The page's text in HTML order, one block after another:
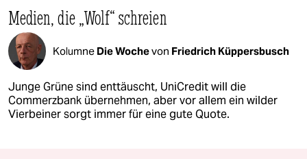
Medien, die „Wolf“ schreien
Kolumne Die Wochevon Friedrich Küppersbusch
Junge Grüne sind enttäuscht, UniCredit will die
Commerzbank übernehmen, aber vor allem ein wilder
Vierbeiner sorgt immer für eine gute Quote.